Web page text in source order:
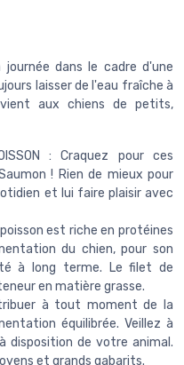
dans le cadre d'une
laisser de l'eau fraîche à
aux chiens de petits,
: Craquez pour ces
! Rien de mieux pour
et lui faire plaisir avec
poisson est riche en protéines
du chien, pour son
à long terme. Le filet de
en matière grasse.
à tout moment de la
équilibrée. Veillez à
disposition de votre animal.
et grands gabarits.